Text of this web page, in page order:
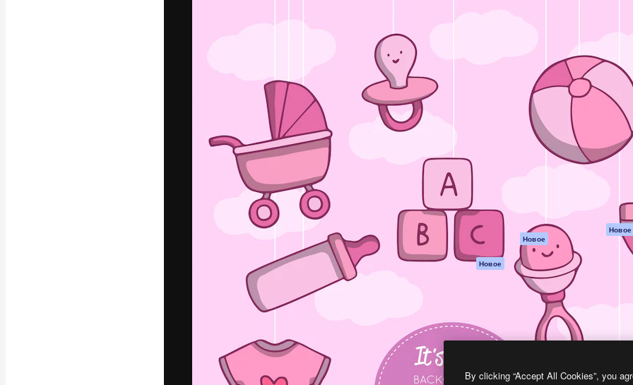
Видеошаблоны
3D-модели
Шрифты
Креативная платформа для создания
ваших лучших работ. Более 1 миллиона
подписчиков среди креаторов,
предприятий, агентств и студий.
Pусский
Продукция
изображений ИИ
Генератор видео
Генератор голоса
на основе ИИ
Стоковый контент
MCP для
Claude/ChatGPT
Новое
Агенты Новое
Все инструменты
Magnific
Начать
Academy
Документация по
Пакету ИИ
Служба
поддержки
Условия и
положения
Оригиналы
Новое
Политика файлов
cookie
Центр доверия
Партнеры
Предприятие
By clicking “Accept All Cookies”, you